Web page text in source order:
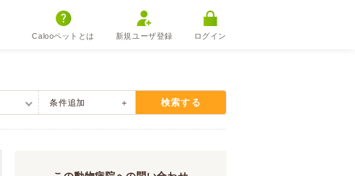
Calooペットとは 新規ユーザ登録 ログイン
条件追加 検索する